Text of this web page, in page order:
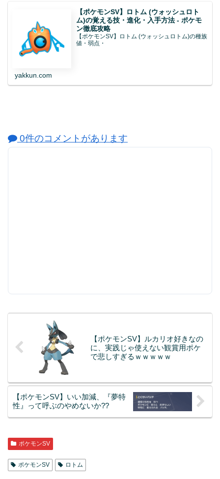
【ポケモンSV】ロトム (ウォッシュロト
ム)の覚える技・進化・入手方法 - ポケモ
ン徹底攻略
【ポケモンSV】ロトム (ウォッシュロトム)の種族
値・弱点・
yakkun.com
0件のコメントがあります
【ポケモンSV】ルカリオ好きなの
に、実践じゃ使えない観賞用ポケ
で悲しすぎるｗｗｗｗｗ
【ポケモンSV】いい加減、『夢特
性』って呼ぶのやめないか??
ポケモンSV
ポケモンSV ロトム